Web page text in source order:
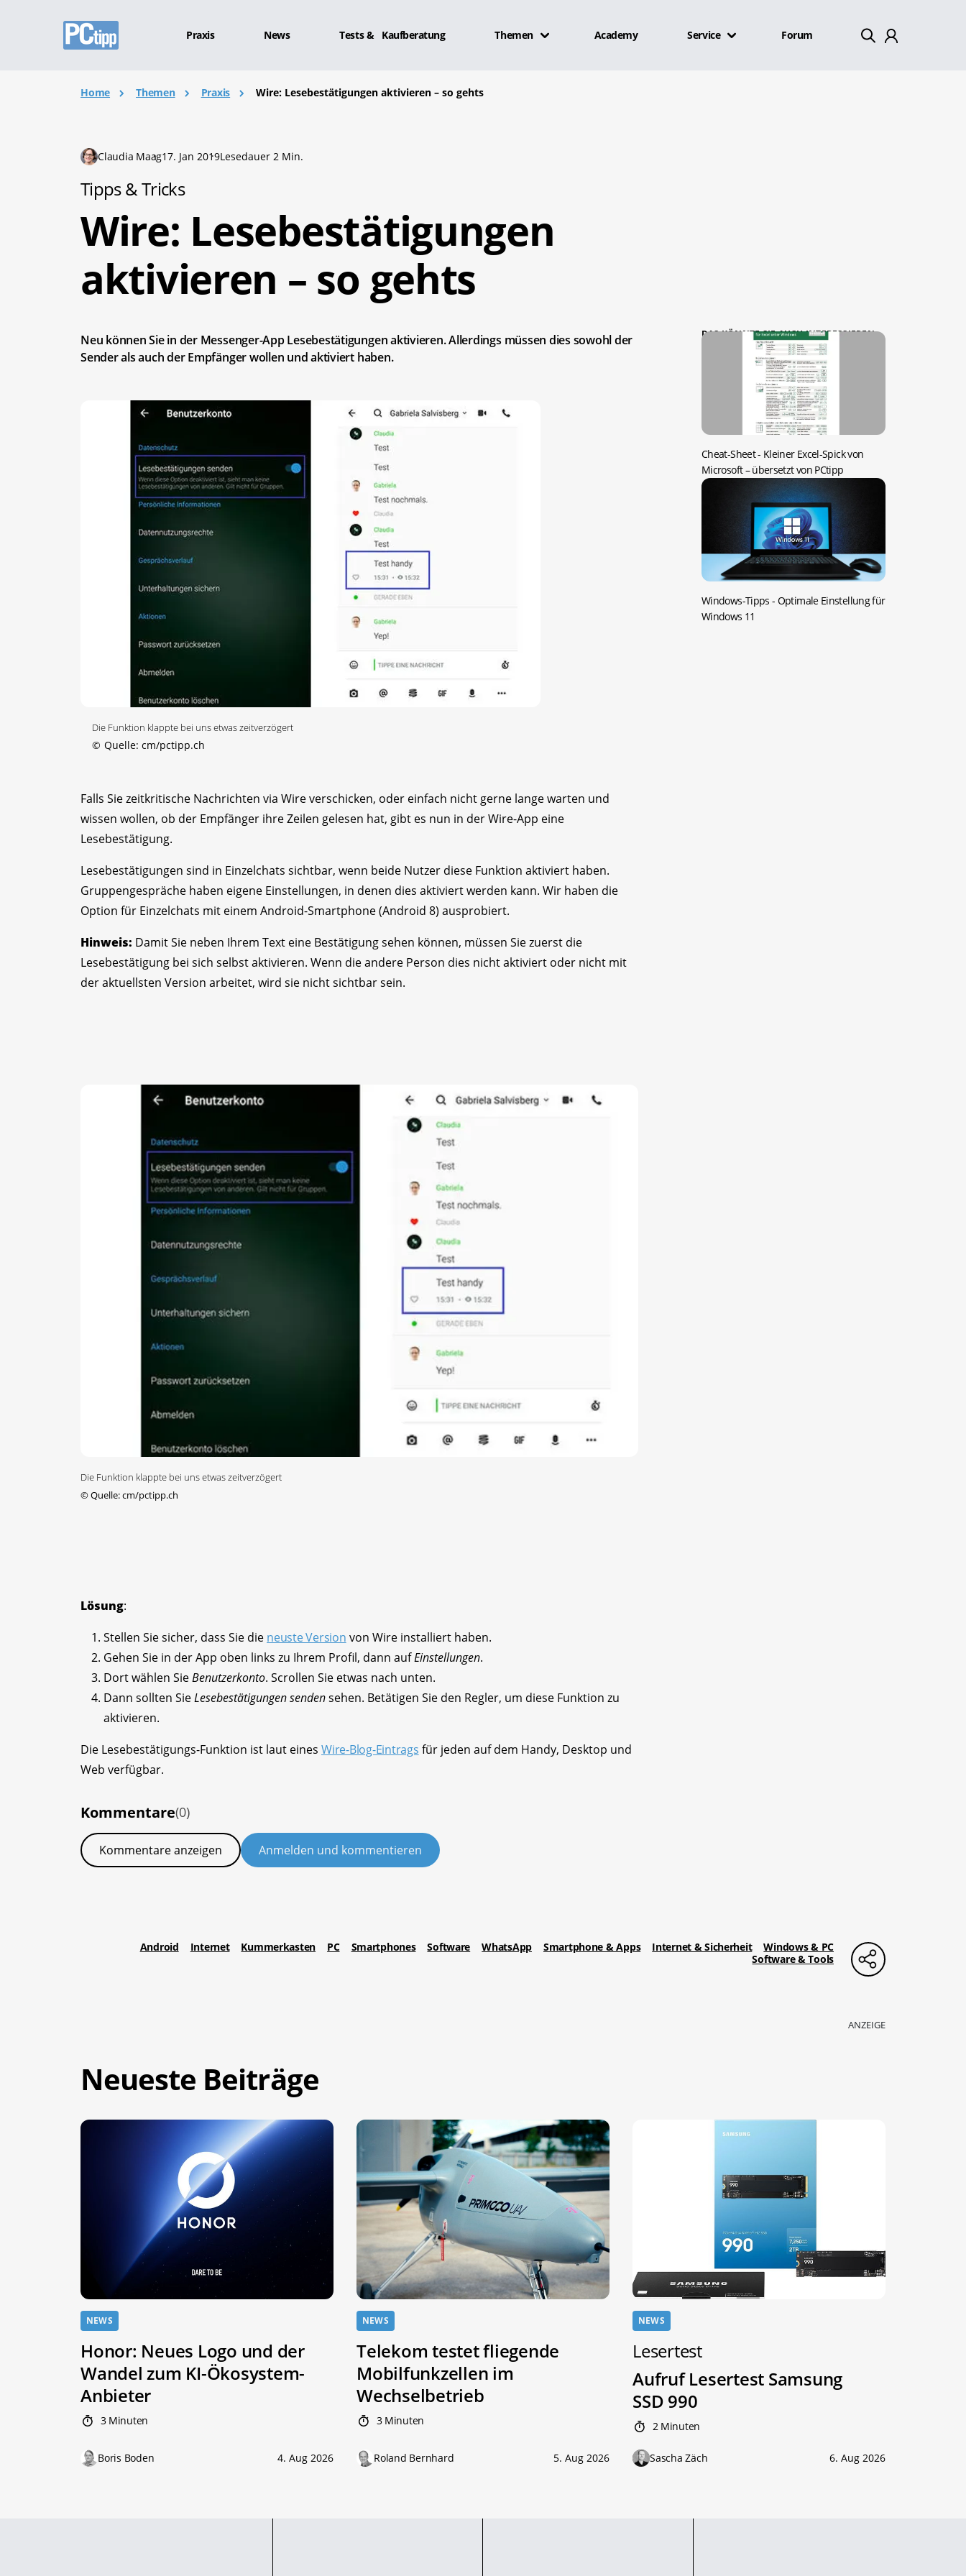
Praxis News Tests & Kaufberatung Themen Academy Service Forum
Home Themen Praxis Wire: Lesebestätigungen aktivieren – so gehts
Claudia Maag17. Jan 2019Lesedauer 2 Min.
Tipps & Tricks
Wire: Lesebestätigungen
aktivieren – so gehts
Neu können Sie in der Messenger-App Lesebestätigungen aktivieren. Allerdings müssen dies sowohl der
Sender als auch der Empfänger wollen und aktiviert haben.
Die Funktion klappte bei uns etwas zeitverzögert
© Quelle: cm/pctipp.ch
Falls Sie zeitkritische Nachrichten via Wire verschicken, oder einfach nicht gerne lange warten und
wissen wollen, ob der Empfänger ihre Zeilen gelesen hat, gibt es nun in der Wire-App eine
Lesebestätigung.
Lesebestätigungen sind in Einzelchats sichtbar, wenn beide Nutzer diese Funktion aktiviert haben.
Gruppengespräche haben eigene Einstellungen, in denen dies aktiviert werden kann. Wir haben die
Option für Einzelchats mit einem Android-Smartphone (Android 8) ausprobiert.
Hinweis: Damit Sie neben Ihrem Text eine Bestätigung sehen können, müssen Sie zuerst die
Lesebestätigung bei sich selbst aktivieren. Wenn die andere Person dies nicht aktiviert oder nicht mit
der aktuellsten Version arbeitet, wird sie nicht sichtbar sein.
Die Funktion klappte bei uns etwas zeitverzögert
©Quelle: cm/pctipp.ch
Lösung:
Stellen Sie sicher, dass Sie die neuste Version von Wire installiert haben.
Gehen Sie in der App oben links zu Ihrem Profil, dann aufEinstellungen.
Dort wählen SieBenutzerkonto. Scrollen Sie etwas nach unten.
Dann sollten SieLesebestätigungen sendensehen. Betätigen Sie den Regler, um diese Funktion zu
aktivieren.
Die Lesebestätigungs-Funktion ist laut eines Wire-Blog-Eintrags für jeden auf dem Handy, Desktop und
Web verfügbar.
DAS KÖNNTE SIE AUCH INTERESSIEREN:
Cheat-Sheet - Kleiner Excel-Spick von
Microsoft – übersetzt von PCtipp
Windows-Tipps - Optimale Einstellung für
Windows 11
Kommentare(0)
Kommentare anzeigen Anmelden und kommentieren
Android Internet Kummerkasten PC Smartphones Software WhatsApp Smartphone & Apps Internet & Sicherheit
Windows & PC
Software & Tools
ANZEIGE
Neueste Beiträge
NEWS
Honor: Neues Logo und der
Wandel zum KI-Ökosystem-
Anbieter
3 Minuten
Boris Boden 4. Aug 2026
NEWS
Telekom testet fliegende
Mobilfunkzellen im
Wechselbetrieb
3 Minuten
Roland Bernhard 5. Aug 2026
NEWS
Lesertest
Aufruf Lesertest Samsung
SSD 990
2 Minuten
Sascha Zäch 6. Aug 2026